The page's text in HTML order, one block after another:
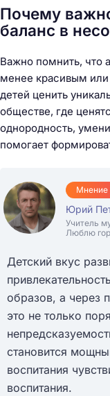
Почему
баланс в
Важно помнить, что
менее красивым
детей ценить
обществе, где
однородность,
помогает
Мнение
Юрий
Учитель
Люблю
Детский вкус
образов, а через
это не только
становится
воспитания
воспитания.